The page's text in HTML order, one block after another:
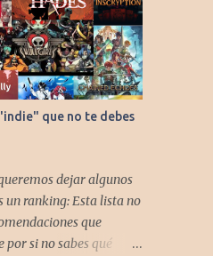
que no te debes
dejar algunos
un ranking: Esta lista no
que
si no sabes qué